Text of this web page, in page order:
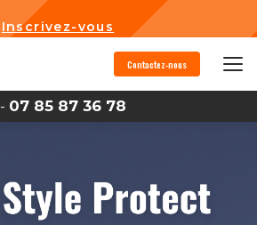
Inscrivez-vous
- 07 85 87 36 78
Contactez-nous